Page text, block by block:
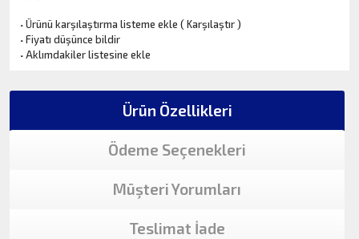
·Ürünü karşılaştırma listeme ekle (Karşılaştır)
·Fiyatı düşünce bildir
·Aklımdakiler listesine ekle
Ürün Özellikleri
Ödeme Seçenekleri
Müşteri Yorumları
Teslimat İade